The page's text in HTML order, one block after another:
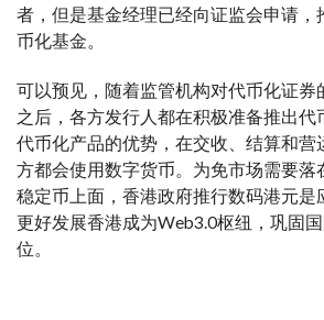
者，但是基金经理已经向证监会申请，
币化基金。
可以预见，随着监管机构对代币化证券
之后，各方发行人都在积极准备推出代
代币化产品的优势，在交收、结算和营
方都会使用数字货币。为免市场需要落
稳定币上面，香港政府推行数码港元是
更好发展香港成为Web3.0枢纽，巩固
位。